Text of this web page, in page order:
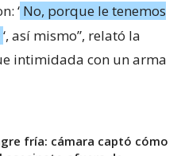
‘ No, porque le tenemos
‘, así mismo”, relató la
intimidada con un arma
fría: cámara captó cómo